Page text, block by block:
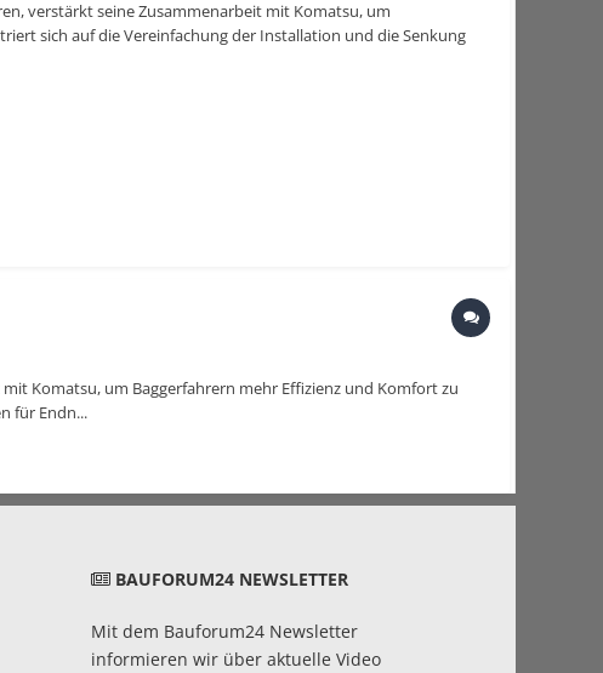
verstärkt seine Zusammenarbeit mit Komatsu, um
sich auf die Vereinfachung der Installation und die Senkung
Komatsu, um Baggerfahrern mehr Effizienz und Komfort zu
für Endn...
BAUFORUM24 NEWSLETTER
Mit dem Bauforum24 Newsletter
informieren wir über aktuelle Video